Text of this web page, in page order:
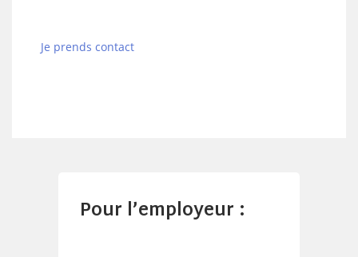
Je prends contact
Pour l’employeur :